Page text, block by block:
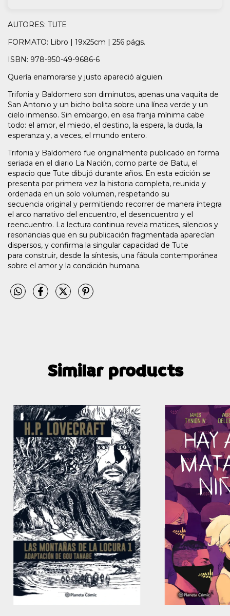
AUTORES: TUTE
FORMATO: Libro | 19x25cm | 256 págs.
ISBN: 978-950-49-9686-6
Quería enamorarse y justo apareció alguien.
Trifonia y Baldomero son diminutos, apenas una vaquita de
San Antonio y un bicho bolita sobre una línea verde y un
cielo inmenso. Sin embargo, en esa franja mínima cabe
todo: el amor, el miedo, el destino, la espera, la duda, la
esperanza y, a veces, el mundo entero.
Trifonia y Baldomero fue originalmente publicado en forma
seriada en el diario La Nación, como parte de Batu, el
espacio que Tute dibujó durante años. En esta edición se
presenta por primera vez la historia completa, reunida y
ordenada en un solo volumen, respetando su
secuencia original y permitiendo recorrer de manera íntegra
el arco narrativo del encuentro, el desencuentro y el
reencuentro. La lectura continua revela matices, silencios y
resonancias que en su publicación fragmentada aparecían
dispersos, y confirma la singular capacidad de Tute
para construir, desde la síntesis, una fábula contemporánea
sobre el amor y la condición humana.
Similar products